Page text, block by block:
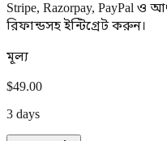
Stripe, Razorpay, PayPal ও
রিফান্ডসহ ইন্টিগ্রেট করুন।
মূল্য
$49.00
3 days